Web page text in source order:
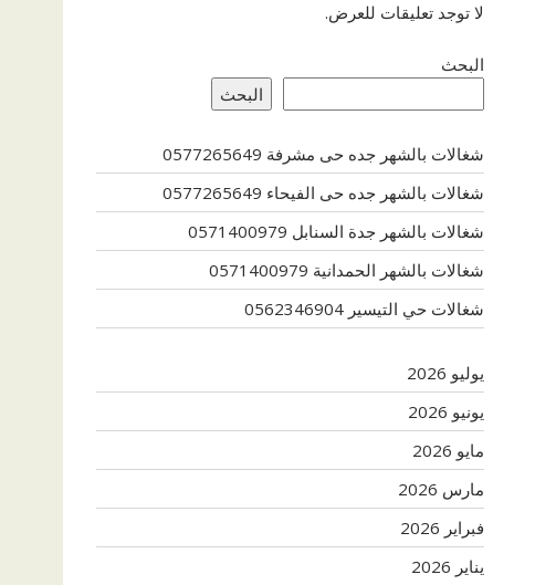
لا توجد تعليقات للعرض.
البحث
البحث
شغالات بالشهر جده حى مشرفة 0577265649
شغالات بالشهر جده حى الفيحاء 0577265649
شغالات بالشهر جدة السنابل 0571400979
شغالات بالشهر الحمدانية 0571400979
شغالات حي التيسير 0562346904
يوليو 2026
يونيو 2026
مايو 2026
مارس 2026
فبراير 2026
يناير 2026